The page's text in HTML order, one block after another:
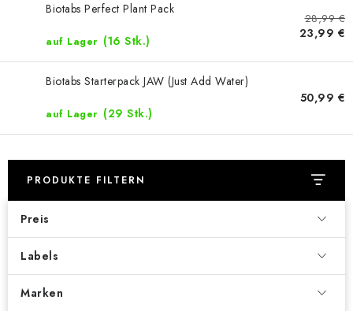
Geschäftsbewertung Kaufberatung
Kontakt
Datenschutzerklärung Impressum
Biotabs Perfect Plant Pack
auf Lager (16 Stk.)
28,99 €
23,99 €
Biotabs Starterpack JAW (Just Add Water)
auf Lager (29 Stk.)
50,99 €
PRODUKTE FILTERN
Preis
Labels
Marken